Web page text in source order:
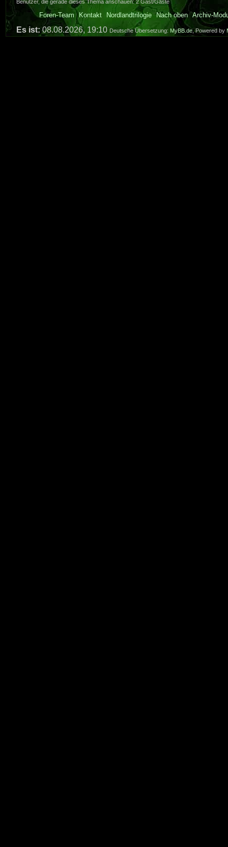
Benutzer, die gerade dieses Thema anschauen: 2 Gast/Gäste
Foren-Team Kontakt Nordlandtrilogie Nach oben Archiv-
Es ist:08.08.2026, 19:10 Deutsche Übersetzung: MyBB.de, Powered by